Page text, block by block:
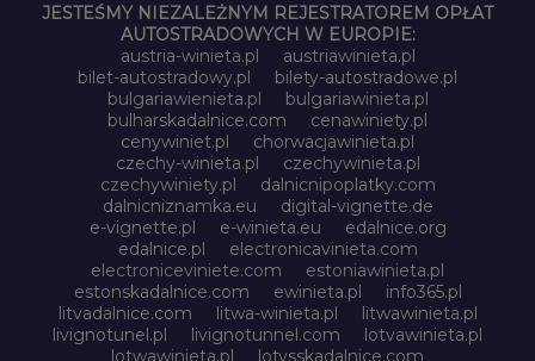
JESTEŚMY NIEZALEŻNYM REJESTRATOREM OPŁAT
AUTOSTRADOWYCH W EUROPIE:
austria-winieta.pl
austriawinieta.pl
bilet-autostradowy.pl
bilety-autostradowe.pl
bulgariawienieta.pl
bulgariawinieta.pl
bulharskadalnice.com
cenawiniety.pl
cenywiniet.pl
chorwacjawinieta.pl
czechy-winieta.pl
czechywinieta.pl
czechywiniety.pl
dalnicnipoplatky.com
dalnicniznamka.eu
digital-vignette.de
e-vignette.pl
e-winieta.eu
edalnice.org
edalnice.pl
electronicavinieta.com
electroniceviniete.com
estoniawinieta.pl
estonskadalnice.com
ewinieta.pl
info365.pl
litvadalnice.com
litwa-winieta.pl
litwawinieta.pl
livignotunel.pl
livignotunnel.com
lotvawinieta.pl
lotwawinieta.pl
lotysskadalnice.com